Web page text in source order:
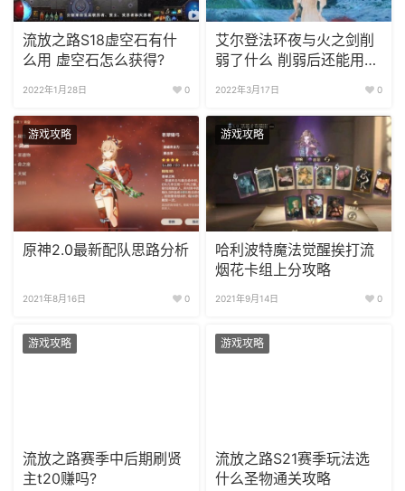
流放之路S18虚空石有什
么用 虚空石怎么获得?
2022年1月28日 0
艾尔登法环夜与火之剑削
弱了什么 削弱后还能用
2022年3月17日 0
游戏攻略
原神2.0最新配队思路分析
2021年8月16日 0
游戏攻略
哈利波特魔法觉醒挨打流
烟花卡组上分攻略
2021年9月14日 0
游戏攻略
流放之路赛季中后期刷贤
主t20赚吗?
游戏攻略
流放之路S21赛季玩法选
什么圣物通关攻略